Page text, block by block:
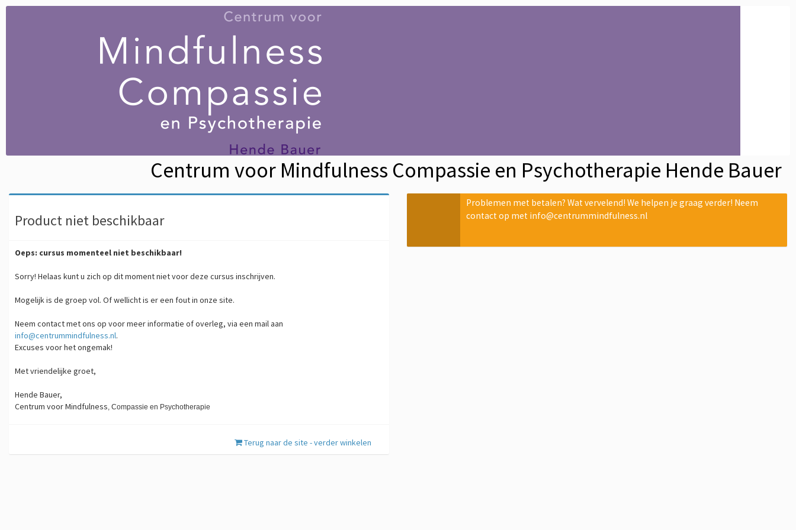
Centrum voor Mindfulness Compassie en Psychotherapie Hende Bauer
Product niet beschikbaar
Oeps: cursus momenteel niet beschikbaar!
Sorry! Helaas kunt u zich op dit moment niet voor deze cursus inschrijven.
Mogelijk is de groep vol. Of wellicht is er een fout in onze site.
Neem contact met ons op voor meer informatie of overleg, via een mail aan
info@centrummindfulness.nl.
Excuses voor het ongemak!
Met vriendelijke groet,
Hende Bauer,
Centrum voor Mindfulness, ​Compassie en Psychotherapie
Terug naar de site - verder winkelen
Problemen met betalen? Wat vervelend! We helpen je graag verder! Neem
contact op met info@centrummindfulness.nl